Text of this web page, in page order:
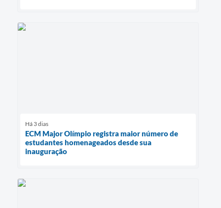
Há 3 dias
ECM Major Olímpio registra maior número de
estudantes homenageados desde sua
inauguração